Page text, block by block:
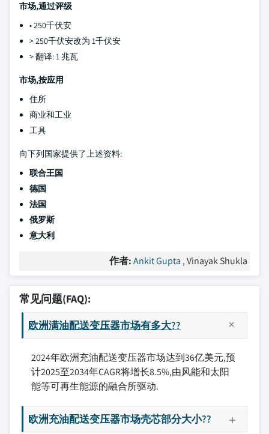
市场,通过评级
• 250千伏安
> 250千伏安改为 1千伏安
> 翻译: 1 兆瓦
市场,按应用
住所
商业和工业
工具
向下列国家提供了上述资料:
联合王国
德国
法国
俄罗斯
意大利
作者:Ankit Gupta , Vinayak Shukla
常见问题(FAQ):
欧洲满油配送变压器市场有多大??
2024年欧洲充油配送变压器市场达到36亿美元,预
计2025至2034年CAGR将增长8.5%,由风能和太阳
能等可再生能源的融合所驱动.
欧洲充油配送变压器市场壳芯部分大小??